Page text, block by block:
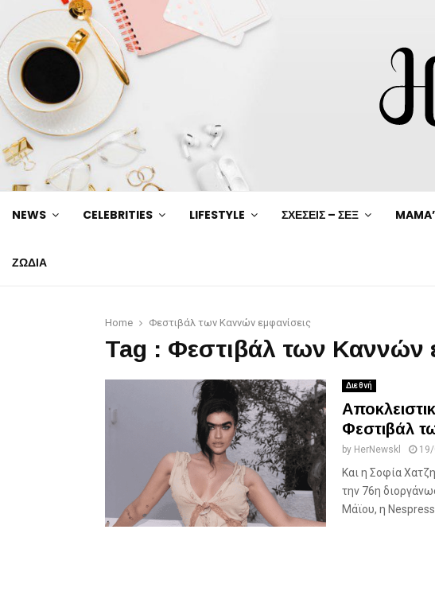
NEWS CELEBRITIES LIFESTYLE ΣΧΕΣΕΙΣ – ΣΕΞ
ΖΩΔΙΑ
Home Φεστιβάλ των Καννών εμφανίσεις
Tag : Φεστιβάλ των Καννών
Διεθνή
Φεστιβάλ
by HerNewskl
Και η Σοφία
την 76η
Μάϊου, η